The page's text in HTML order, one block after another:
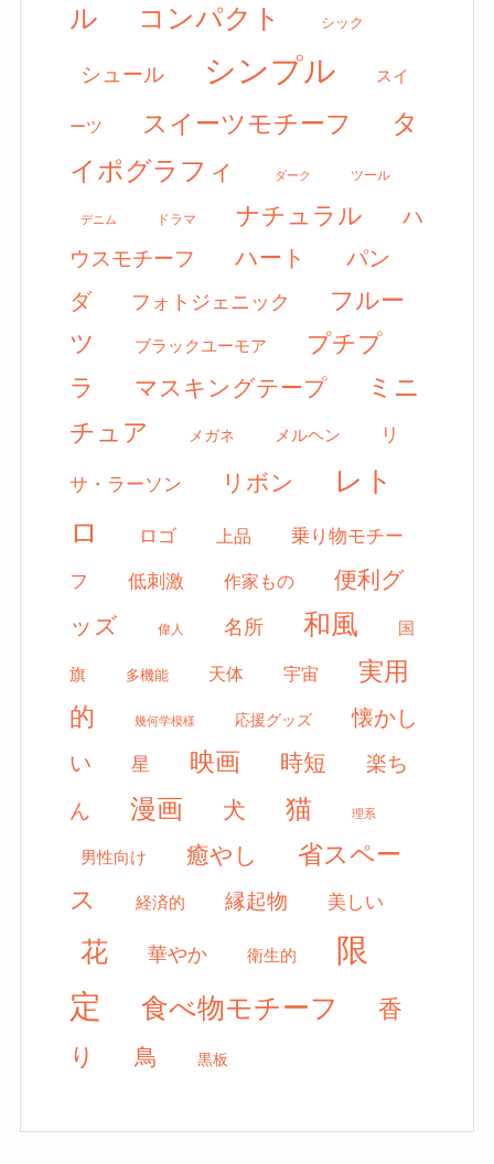
ル
コンパクト シック
シュール シンプル スイ
ーツ スイーツモチーフ
タ
イポグラフィ
ダーク ツール
デニム ドラマ ナチュラル
ハ
ウスモチーフ
ハート
パン
ダ
フォトジェニック
フルー
ツ
ブラックユーモア
プチプ
ラ
マスキングテープ
ミニ
チュア
メガネ メルヘン リ
サ・ラーソン リボン
レト
ロ
ロゴ 上品 乗り物モチー
フ 低刺激 作家もの
便利グ
ッズ
偉人 名所 和風 国
旗 多機能 天体 宇宙
実用
的
幾何学模様 応援グッズ
懐かし
い
星 映画 時短 楽ち
ん 漫画 犬 猫 理系
男性向け 癒やし
省スペー
ス
経済的 縁起物 美しい
花 華やか 衛生的
限
定
食べ物モチーフ
香
り
鳥 黒板